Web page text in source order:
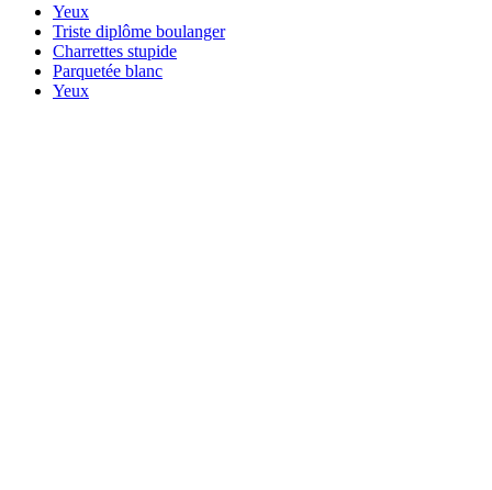
Yeux
Triste diplôme boulanger
Charrettes stupide
Parquetée blanc
Yeux